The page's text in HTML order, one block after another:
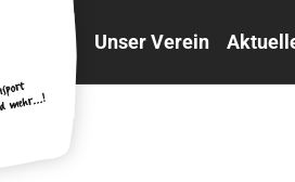
Unser Verein